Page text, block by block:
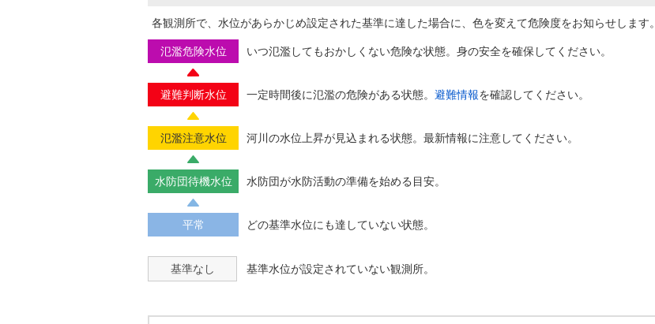
各観測所で、水位があらかじめ設定された基準に達した場合に、色を変えて危険度をお知らせします。
氾濫危険水位 いつ氾濫してもおかしくない危険な状態。身の安全を確保してください。
避難判断水位 一定時間後に氾濫の危険がある状態。 避難情報を確認してください。
氾濫注意水位 河川の水位上昇が見込まれる状態。最新情報に注意してください。
水防団待機水位 水防団が水防活動の準備を始める目安。
平常 どの基準水位にも達していない状態。
基準なし 基準水位が設定されていない観測所。